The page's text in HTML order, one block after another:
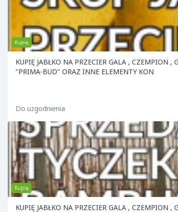
Kupię
KUPIĘ JABŁKO NA PRZECIER GALA , CZEMPION , GOLDEN , JONAGOLD ORAZ PRZEMYSŁOWE . OFERUJEMY BAMBUSY , SŁUPY BETONOWE
"PRIMA-BUD" ORAZ INNE ELEMENTY KON
Do uzgodnienia
Kupię
KUPIĘ JABŁKO NA PRZECIER GALA , CZEMPION , GOLDEN , JONAGOLD ORAZ PRZEMYSŁOWE . OFERUJEMY BAMBUSY , SŁUPY BETONOWE